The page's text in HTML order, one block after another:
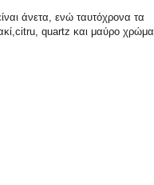
άνετα, ενώ ταυτόχρονα τα
quartz και μαύρο χρώμα